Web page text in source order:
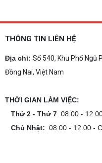
THÔNG TIN LIÊN HỆ
Địa chỉ: Số 540, Khu Phố Ngũ
Đồng Nai, Việt Nam
THỜI GIAN LÀM VIỆC:
Thứ 2 - Thứ 7: 08:00 -
Chủ Nhật: 08:00 - 12:00 -